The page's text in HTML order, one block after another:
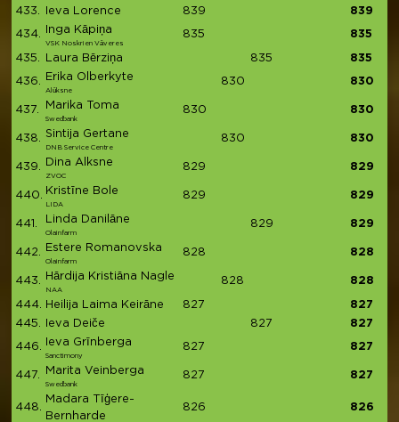
433. Ieva Lorence 839 839
434. Inga Kāpiņa
VSK Noskrien Vāveres
835 835
435. Laura Bērziņa 835 835
436. Erika Olberkyte
Alūksne
830 830
437. Marika Toma
Swedbank
830 830
438. Sintija Gertane
DNB Service Centre
830 830
439. Dina Alksne
ZVOC
829 829
440. Kristīne Bole
LIDA
829 829
441. Linda Danilāne
Olainfarm
829 829
442. Estere Romanovska
Olainfarm
828 828
443. Hārdija Kristiāna Nagle
NAA
828 828
444. Heilija Laima Keirāne 827
827
445.
Ieva Deiče 827 827
446. Ieva Grīnberga
Sanctimony
827 827
447. Marita Veinberga
Swedbank
827 827
448.
Madara Tīģere-
Bernharde
826 826